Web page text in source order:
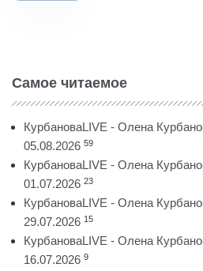
Самое читаемое
КурбановаLIVE - Олена
05.08.2026 59
КурбановаLIVE - Олена
01.07.2026 23
КурбановаLIVE - Олена
29.07.2026 15
КурбановаLIVE - Олена
16.07.2026 9